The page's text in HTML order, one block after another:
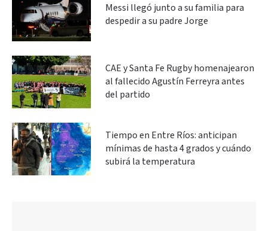
Messi llegó junto a su familia para
despedir a su padre Jorge
CAE y Santa Fe Rugby homenajearon
al fallecido Agustín Ferreyra antes
del partido
Tiempo en Entre Ríos: anticipan
mínimas de hasta 4 grados y cuándo
subirá la temperatura